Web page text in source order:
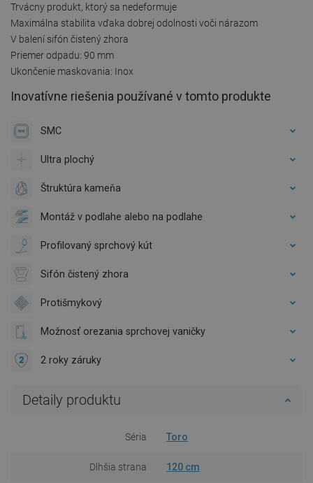
Trvácny produkt, ktorý sa nedeformuje
Maximálna stabilita vďaka dobrej odolnosti voči nárazom
V balení sifón čistený zhora
Priemer odpadu: 90 mm
Ukončenie maskovania: Inox
Inovatívne riešenia používané v tomto produkte
SMC
Ultra plochý
Štruktúra kameňa
Montáž v podlahe alebo na podlahe
Profilovaný sprchový kút
Sifón čistený zhora
Protišmykový
Možnosť orezania sprchovej vaničky
2 roky záruky
Detaily produktu
Séria Toro
Dlhšia strana 120 cm